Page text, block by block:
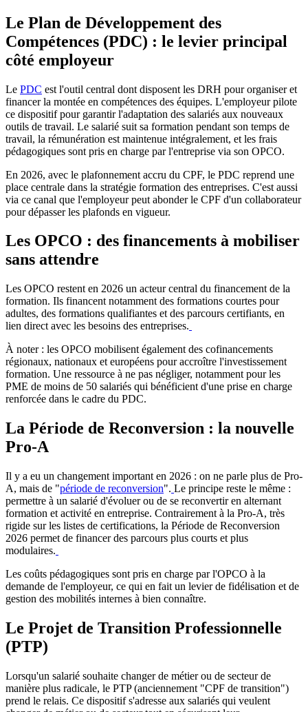
Le Plan de Développement des
Compétences (PDC) : le levier principal
côté employeur
Le PDC est l'outil central dont disposent les DRH pour organiser et
financer la montée en compétences des équipes. L'employeur pilote
ce dispositif pour garantir l'adaptation des salariés aux nouveaux
outils de travail. Le salarié suit sa formation pendant son temps de
travail, la rémunération est maintenue intégralement, et les frais
pédagogiques sont pris en charge par l'entreprise via son OPCO.
En 2026, avec le plafonnement accru du CPF, le PDC reprend une
place centrale dans la stratégie formation des entreprises. C'est aussi
via ce canal que l'employeur peut abonder le CPF d'un collaborateur
pour dépasser les plafonds en vigueur.
Les OPCO : des financements à mobiliser
sans attendre
Les OPCO restent en 2026 un acteur central du financement de la
formation. Ils financent notamment des formations courtes pour
adultes, des formations qualifiantes et des parcours certifiants, en
lien direct avec les besoins des entreprises.
À noter : les OPCO mobilisent également des cofinancements
régionaux, nationaux et européens pour accroître l'investissement
formation. Une ressource à ne pas négliger, notamment pour les
PME de moins de 50 salariés qui bénéficient d'une prise en charge
renforcée dans le cadre du PDC.
La Période de Reconversion : la nouvelle
Pro-A
Il y a eu un changement important en 2026 : on ne parle plus de Pro-
A, mais de "période de reconversion". Le principe reste le même :
permettre à un salarié d'évoluer ou de se reconvertir en alternant
formation et activité en entreprise. Contrairement à la Pro-A, très
rigide sur les listes de certifications, la Période de Reconversion
2026 permet de financer des parcours plus courts et plus
modulaires.
Les coûts pédagogiques sont pris en charge par l'OPCO à la
demande de l'employeur, ce qui en fait un levier de fidélisation et de
gestion des mobilités internes à bien connaître.
Le Projet de Transition Professionnelle
(PTP)
Lorsqu'un salarié souhaite changer de métier ou de secteur de
manière plus radicale, le PTP (anciennement "CPF de transition")
prend le relais. Ce dispositif s'adresse aux salariés qui veulent